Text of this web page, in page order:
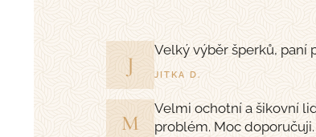
J
Velký výběr šperků, paní
JITKA D.
M
Velmi ochotní a šikovní
problém. Moc doporučuji.